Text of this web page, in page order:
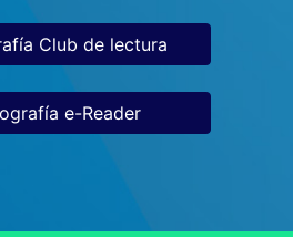
Club de lectura
e-Reader